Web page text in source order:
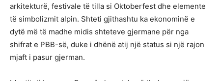
arkitekturë, festivale të tilla si Oktoberfest dhe elemente
të simbolizmit alpin. Shteti gjithashtu ka ekonominë e
dytë më të madhe midis shteteve gjermane për nga
shifrat e PBB-së, duke i dhënë atij një status si një rajon
mjaft i pasur gjerman.